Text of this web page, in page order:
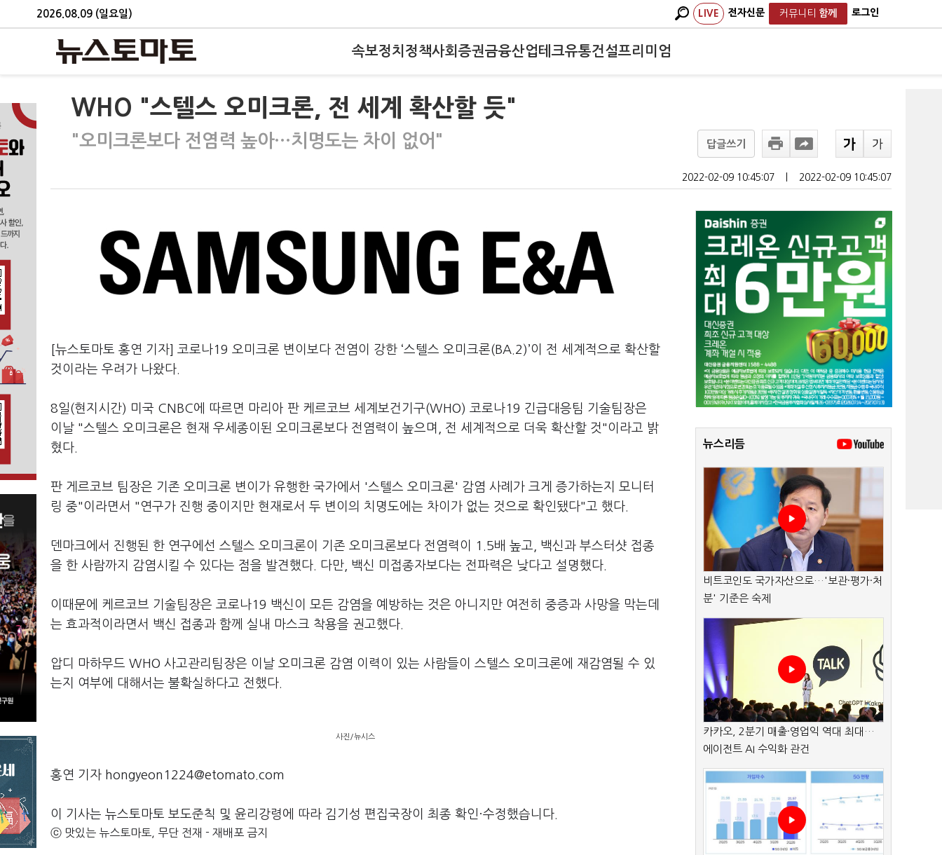
2026.08.09 (일요일) LIVE 전자신문 커뮤니티 함께 로그인
속보정치 정책사회 증권금융산업테크유통건설프리미엄
WHO "스텔스 오미크론, 전 세계 확산할 듯"
"오미크론보다 전염력 높아…치명도는 차이 없어" 답글쓰기
2022-02-09 10:45:07 2022-02-09 10:45:07
[뉴스토마토 홍연 기자] 코로나19 오미크론 변이보다 전염이 강한 ‘스텔스 오미크론(BA.2)’이 전 세계적으로 확산할
것이라는 우려가 나왔다.
8일(현지시간) 미국 CNBC에 따르면 마리아 판 케르코브 세계보건기구(WHO) 코로나19 긴급대응팀 기술팀장은
이날 "스텔스 오미크론은 현재 우세종이된 오미크론보다 전염력이 높으며, 전 세계적으로 더욱 확산할 것"이라고 밝
혔다.
판 게르코브 팀장은 기존 오미크론 변이가 유행한 국가에서 '스텔스 오미크론' 감염 사례가 크게 증가하는지 모니터
링 중"이라면서 "연구가 진행 중이지만 현재로서 두 변이의 치명도에는 차이가 없는 것으로 확인됐다"고 했다.
덴마크에서 진행된 한 연구에선 스텔스 오미크론이 기존 오미크론보다 전염력이 1.5배 높고, 백신과 부스터샷 접종
을 한 사람까지 감염시킬 수 있다는 점을 발견했다. 다만, 백신 미접종자보다는 전파력은 낮다고 설명했다.
이때문에 케르코브 기술팀장은 코로나19 백신이 모든 감염을 예방하는 것은 아니지만 여전히 중증과 사망을 막는데
는 효과적이라면서 백신 접종과 함께 실내 마스크 착용을 권고했다.
압디 마하무드 WHO 사고관리팀장은 이날 오미크론 감염 이력이 있는 사람들이 스텔스 오미크론에 재감염될 수 있
는지 여부에 대해서는 불확실하다고 전했다.
사진/뉴시스
홍연 기자 hongyeon1224@etomato.com
이 기사는 뉴스토마토 보도준칙 및 윤리강령에 따라 김기성 편집국장이 최종 확인·수정했습니다.
ⓒ 맛있는 뉴스토마토, 무단 전재 - 재배포 금지
뉴스리듬
비트코인도 국가자산으로…'보관·평가·처
분' 기준은 숙제
카카오, 2분기 매출·영업익 역대 최대…
에이전트 AI 수익화 관건